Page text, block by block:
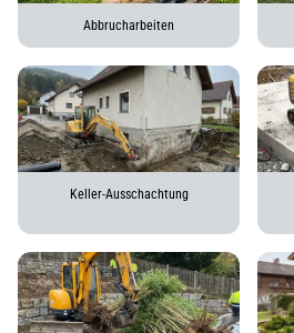
Abbrucharbeiten
Keller-Ausschachtung